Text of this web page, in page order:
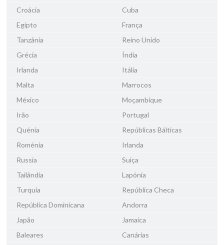
Croácia
Cuba
Egipto
França
Tanzânia
Reino Unido
Grécia
Índia
Irlanda
Itália
Malta
Marrocos
México
Moçambique
Irão
Portugal
Quénia
Repúblicas Bálticas
Roménia
Irlanda
Russia
Suiça
Tailândia
Lapónia
Turquia
República Checa
República Dominicana
Andorra
Japão
Jamaica
Baleares
Canárias